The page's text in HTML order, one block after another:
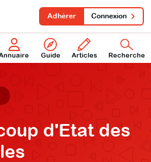
Guide Articles Recherche
Adhérer Connexion
d'Etat des